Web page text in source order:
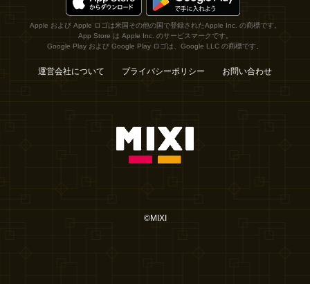
Apple および Apple ロゴは米国その他の国で登録されたApple Inc. の商標です。
App Store は Apple Inc. のサービスマークです。
Google Play および Google Play ロゴは、Google LLC の商標です。
運営会社について プライバシーポリシー お問い合わせ
©MIXI